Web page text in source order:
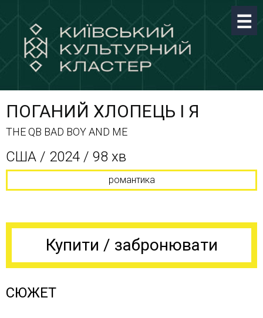
ПОГАНИЙ ХЛОПЕЦЬ І Я
THE QB BAD BOY AND ME
CША / 2024 / 98 хв
романтика
Купити / забронювати
СЮЖЕТ